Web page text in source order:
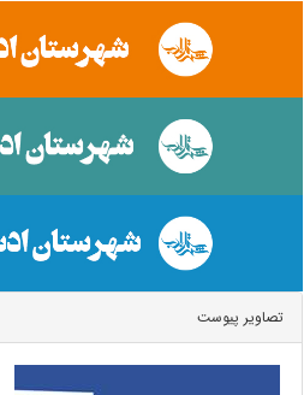
تصاویر پیوست